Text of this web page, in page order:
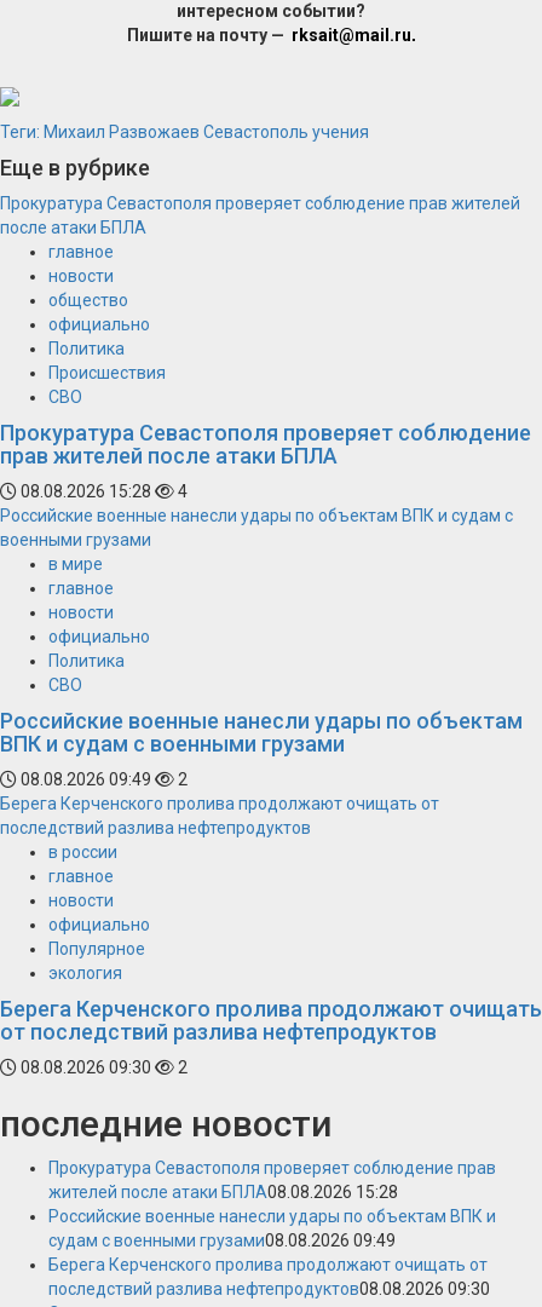
интересном событии?
Пишите на почту — rksait@mail.ru.
Теги: Михаил Развожаев Севастополь учения
Еще в рубрике
Прокуратура Севастополя проверяет соблюдение прав жителей
после атаки БПЛА
главное
новости
общество
официально
Политика
Происшествия
СВО
Прокуратура Севастополя проверяет соблюдение
прав жителей после атаки БПЛА
08.08.2026 15:28
4
Российские военные нанесли удары по объектам ВПК и судам с
военными грузами
в мире
главное
новости
официально
Политика
СВО
Российские военные нанесли удары по объектам
ВПК и судам с военными грузами
08.08.2026 09:49
2
Берега Керченского пролива продолжают очищать от
последствий разлива нефтепродуктов
в россии
главное
новости
официально
Популярное
экология
Берега Керченского пролива продолжают очищать
от последствий разлива нефтепродуктов
08.08.2026 09:30 2
последние новости
Прокуратура Севастополя проверяет соблюдение прав
жителей после атаки БПЛА08.08.2026 15:28
Российские военные нанесли удары по объектам ВПК и
судам с военными грузами08.08.2026 09:49
Берега Керченского пролива продолжают очищать от
последствий разлива нефтепродуктов08.08.2026 09:30